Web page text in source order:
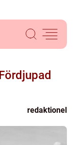
redaktionel